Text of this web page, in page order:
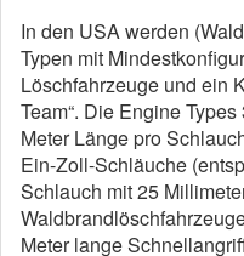
In den USA werden
Typen mit
Löschfahrzeuge und ein
Team“. Die Engine
Meter Länge pro
Ein-Zoll-Schläuche
Schlauch mit 25
Meter lange